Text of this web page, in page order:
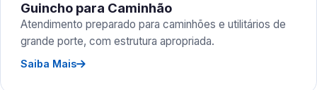
Guincho para Caminhão
Atendimento preparado para caminhões e utilitários de
grande porte, com estrutura apropriada.
Saiba Mais